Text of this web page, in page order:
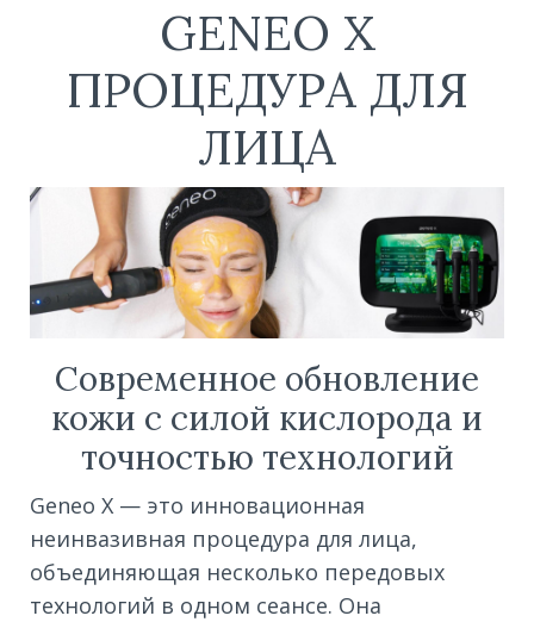
GENEO X
ПРОЦЕДУРА ДЛЯ
ЛИЦА
Современное обновление
кожи с силой кислорода и
точностью технологий
Geneo X — это инновационная
неинвазивная процедура для лица,
объединяющая несколько передовых
технологий в одном сеансе. Она